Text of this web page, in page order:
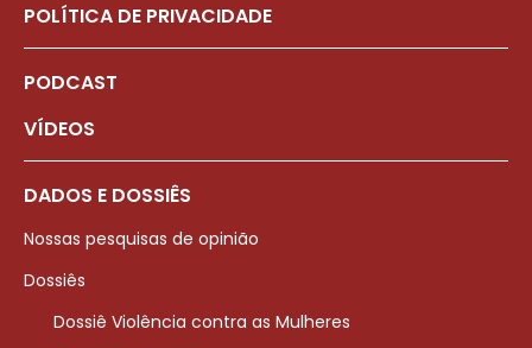
POLÍTICA DE PRIVACIDADE
PODCAST
VÍDEOS
DADOS E DOSSIÊS
Nossas pesquisas de opinião
Dossiês
Dossiê Violência contra as Mulheres